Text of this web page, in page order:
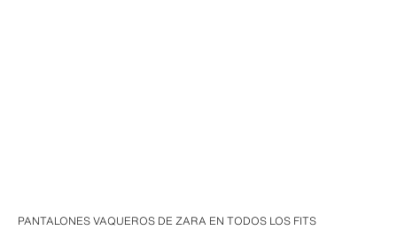
PANTALONES VAQUEROS DE ZARA EN TODOS LOS FITS